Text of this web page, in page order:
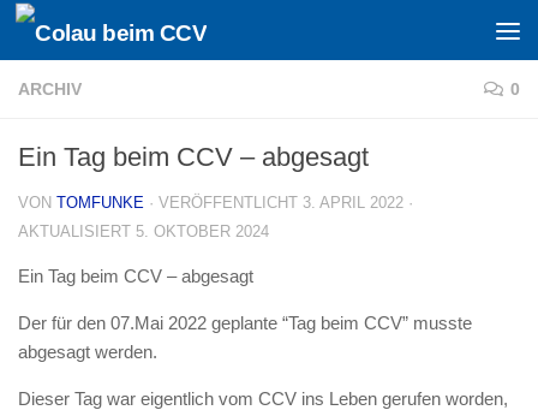
Zum Inhalt springen
ARCHIV 0
Ein Tag beim CCV – abgesagt
VON TOMFUNKE · VERÖFFENTLICHT 3. APRIL 2022 ·
AKTUALISIERT 5. OKTOBER 2024
Ein Tag beim CCV – abgesagt
Der für den 07.Mai 2022 geplante “Tag beim CCV” musste
abgesagt werden.
Dieser Tag war eigentlich vom CCV ins Leben gerufen worden,